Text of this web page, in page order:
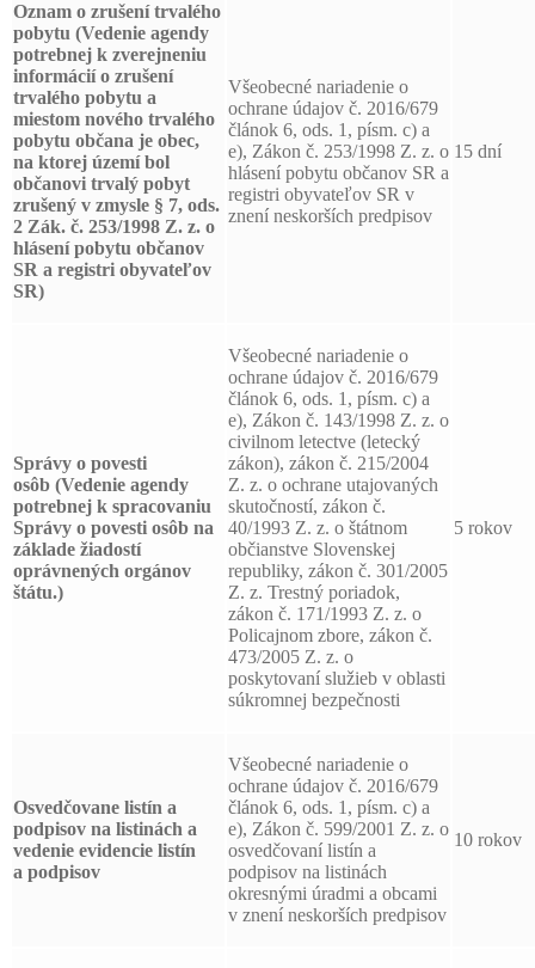
Oznam o zrušení trvalého
pobytu (Vedenie agendy
potrebnej k zverejneniu
informácií o zrušení
trvalého pobytu a
miestom nového trvalého
pobytu občana je obec,
na ktorej území bol
občanovi trvalý pobyt
zrušený v zmysle § 7, ods.
2 Zák. č. 253/1998 Z. z. o
hlásení pobytu občanov
SR a registri obyvateľov
SR)
Všeobecné nariadenie o
ochrane údajov č. 2016/679
článok 6, ods. 1, písm. c) a
e), Zákon č. 253/1998 Z. z. o
hlásení pobytu občanov SR a
registri obyvateľov SR v
znení neskorších predpisov
15 dní
Správy o povesti
osôb (Vedenie agendy
potrebnej k spracovaniu
Správy o povesti osôb na
základe žiadostí
oprávnených orgánov
štátu.)
Všeobecné nariadenie o
ochrane údajov č. 2016/679
článok 6, ods. 1, písm. c) a
e), Zákon č. 143/1998 Z. z. o
civilnom letectve (letecký
zákon), zákon č. 215/2004
Z. z. o ochrane utajovaných
skutočností, zákon č.
40/1993 Z. z. o štátnom
občianstve Slovenskej
republiky, zákon č. 301/2005
Z. z. Trestný poriadok,
zákon č. 171/1993 Z. z. o
Policajnom zbore, zákon č.
473/2005 Z. z. o
poskytovaní služieb v oblasti
súkromnej bezpečnosti
5 rokov
Osvedčovane listín a
podpisov na listinách a
vedenie evidencie listín
a podpisov
Všeobecné nariadenie o
ochrane údajov č. 2016/679
článok 6, ods. 1, písm. c) a
e), Zákon č. 599/2001 Z. z. o
osvedčovaní listín a
podpisov na listinách
okresnými úradmi a obcami
v znení neskorších predpisov
10 rokov